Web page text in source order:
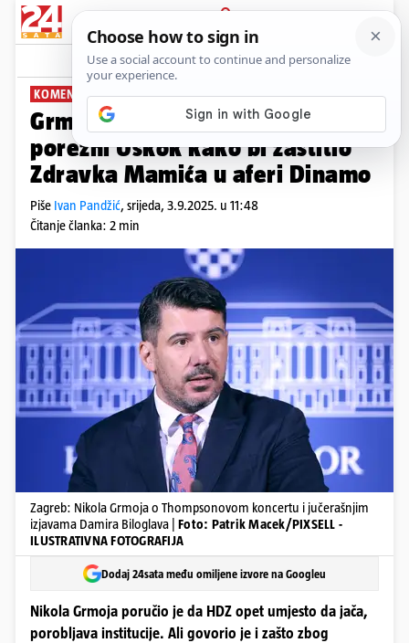
PRIJAVA
News Komentari
KOMENTIRAO SMJENE
Grmoja: HDZ je radio pritisak na
porezni Uskok kako bi zaštitio
Zdravka Mamića u aferi Dinamo
Piše Ivan Pandžić, srijeda, 3.9.2025. u 11:48
Čitanje članka: 2 min
Zagreb: Nikola Grmoja o Thompsonovom koncertu i jučerašnjim
izjavama Damira Biloglava | Foto: Patrik Macek/PIXSELL -
ILUSTRATIVNA FOTOGRAFIJA
Dodaj 24sata među omiljene izvore na Googleu
Nikola Grmoja poručio je da HDZ opet umjesto da jača,
porobljava institucije. Ali govorio je i zašto zbog